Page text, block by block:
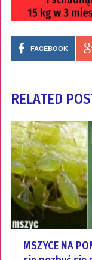
FACEBOOK
RELATED
MSZYCE NA